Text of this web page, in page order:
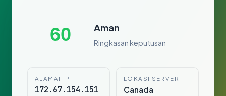
60 Aman
Ringkasan keputusan
ALAMAT IP
172.67.154.151
LOKASI SERVER
Canada